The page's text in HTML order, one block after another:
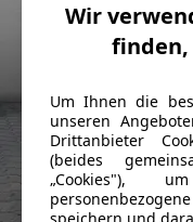
Wir
finden,
Um Ihnen die
unseren
Drittanbieter
(beides
„Cookies"),